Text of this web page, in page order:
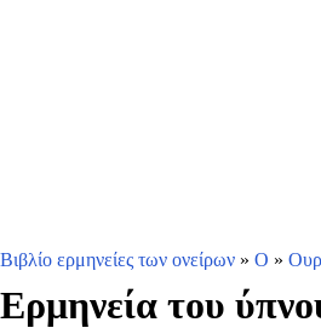
Βιβλίο ερμηνείες των ονείρων » Ο »
Ερμηνεία του